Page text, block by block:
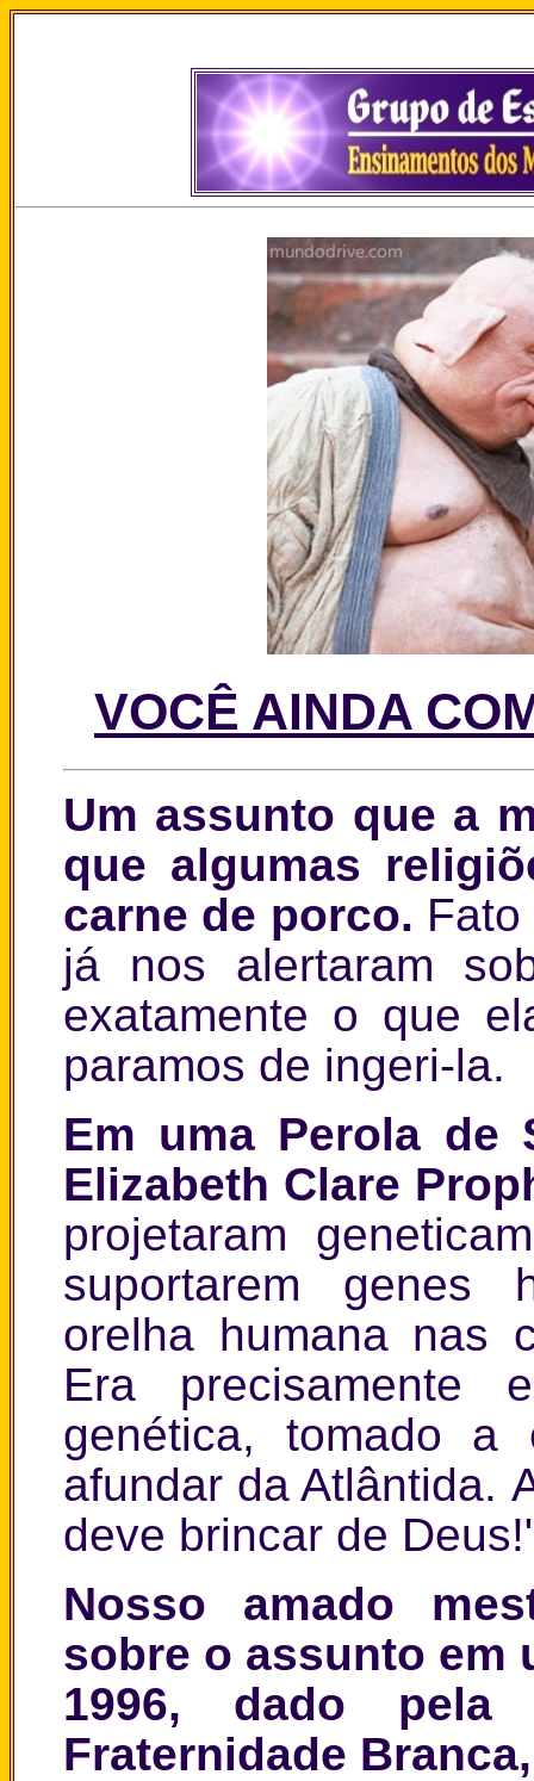
VOCÊ AINDA
Um assunto que a
que algumas
carne de porco.
já nos alertaram
exatamente o que
paramos de ingeri-la.
Em uma Perola
Elizabeth Clare
projetaram
suportarem genes
orelha humana nas
Era precisamente
genética, tomado a
afundar da Atlântida.
deve brincar de
Nosso amado
sobre o assunto em
1996, dado pela
Fraternidade